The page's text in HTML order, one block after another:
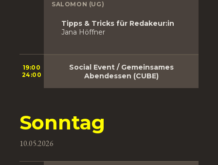
SALOMON (UG)
Tipps & Tricks für Redakeur:in
Jana Höffner
19:00
24:00
Social Event / Gemeinsames
Abendessen (CUBE)
Sonntag
10.05.2026